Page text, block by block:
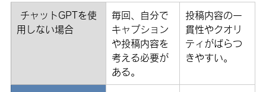
用しない場合
毎回、自分で
キャプション
や投稿内容を
考える必要が
ある。
投稿内容の一
貫性やクオリ
ティがばらつ
きやすい。